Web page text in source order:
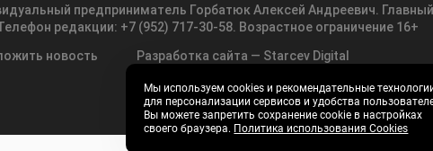
предприниматель Горбатюк Алексей Андреевич.
редакции: +7 (952) 717-30-58. Возрастное ограничение 16+
новость Разработка сайта — Starcev Digital
Мы используем cookies и рекомендательные
для персонализации сервисов и удобства
Вы можете запретить сохранение cookie в настройках
своего браузера. Политика использования Cookies